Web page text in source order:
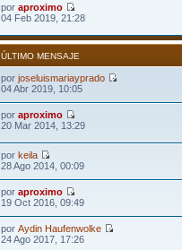
poraproximo
04 Feb 2019, 21:28
ÚLTIMO MENSAJE
porjoseluismariayprado
04 Abr 2019, 10:05
poraproximo
20 Mar 2014, 13:29
porkeila
28 Ago 2014, 00:09
poraproximo
19 Oct 2016, 09:49
porAydin Haufenwolke
24 Ago 2017, 17:26